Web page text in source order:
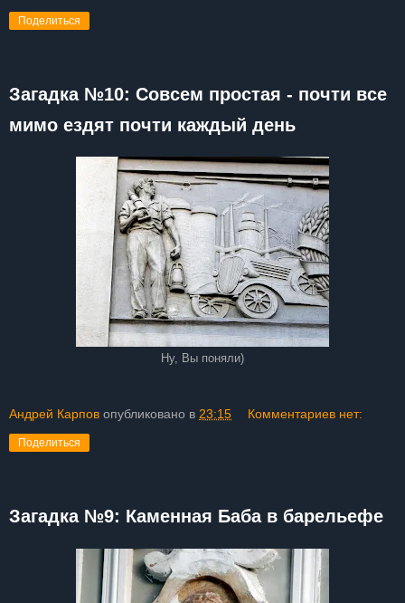
Поделиться
Загадка №10: Совсем простая - почти все
мимо ездят почти каждый день
Ну, Вы поняли)
Андрей Карпов опубликовано в 23:15 Комментариев нет:
Поделиться
Загадка №9: Каменная Баба в барельефе